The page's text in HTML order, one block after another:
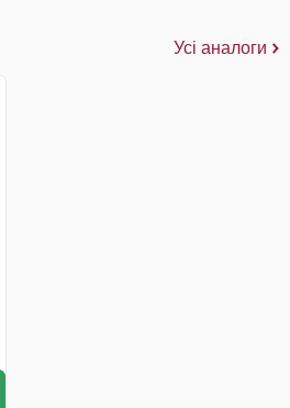
Усі аналоги